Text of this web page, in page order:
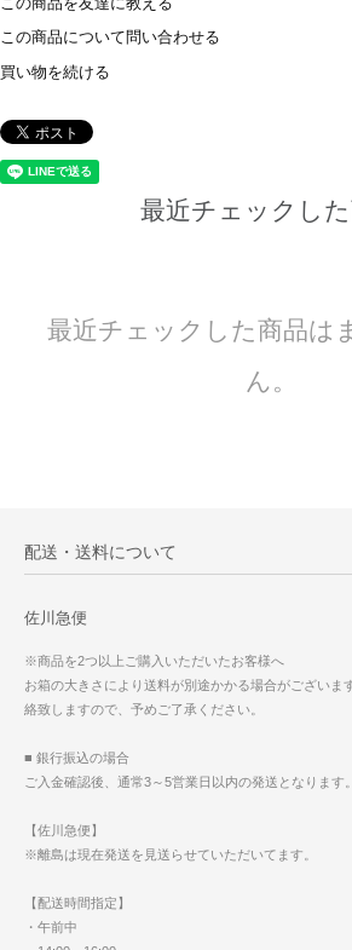
この商品を友達に教える
この商品について問い合わせる
買い物を続ける
最近チェックし
最近チェックした商品は
ん。
配送・送料について
佐川急便
※商品を2つ以上ご購入いただいたお客様へ
お箱の大きさにより送料が別途かかる場合がございま
絡致しますので、予めご了承ください。
■ 銀行振込の場合
ご入金確認後、通常3～5営業日以内の発送となります。
【佐川急便】
※離島は現在発送を見送らせていただいてます。
【配送時間指定】
・午前中